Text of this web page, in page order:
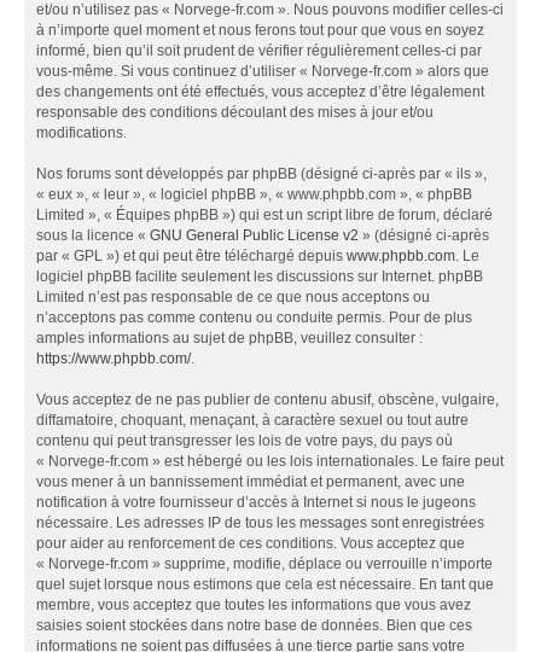
et/ou n’utilisez pas « Norvege-fr.com ». Nous pouvons modifier celles-ci
à n’importe quel moment et nous ferons tout pour que vous en soyez
informé, bien qu’il soit prudent de vérifier régulièrement celles-ci par
vous-même. Si vous continuez d’utiliser « Norvege-fr.com » alors que
des changements ont été effectués, vous acceptez d’être légalement
responsable des conditions découlant des mises à jour et/ou
modifications.
Nos forums sont développés par phpBB (désigné ci-après par « ils »,
« eux », « leur », « logiciel phpBB », « www.phpbb.com », « phpBB
Limited », « Équipes phpBB ») qui est un script libre de forum, déclaré
sous la licence « GNU General Public License v2 » (désigné ci-après
par « GPL ») et qui peut être téléchargé depuis www.phpbb.com. Le
logiciel phpBB facilite seulement les discussions sur Internet. phpBB
Limited n’est pas responsable de ce que nous acceptons ou
n’acceptons pas comme contenu ou conduite permis. Pour de plus
amples informations au sujet de phpBB, veuillez consulter :
https://www.phpbb.com/.
Vous acceptez de ne pas publier de contenu abusif, obscène, vulgaire,
diffamatoire, choquant, menaçant, à caractère sexuel ou tout autre
contenu qui peut transgresser les lois de votre pays, du pays où
« Norvege-fr.com » est hébergé ou les lois internationales. Le faire peut
vous mener à un bannissement immédiat et permanent, avec une
notification à votre fournisseur d’accès à Internet si nous le jugeons
nécessaire. Les adresses IP de tous les messages sont enregistrées
pour aider au renforcement de ces conditions. Vous acceptez que
« Norvege-fr.com » supprime, modifie, déplace ou verrouille n’importe
quel sujet lorsque nous estimons que cela est nécessaire. En tant que
membre, vous acceptez que toutes les informations que vous avez
saisies soient stockées dans notre base de données. Bien que ces
informations ne soient pas diffusées à une tierce partie sans votre